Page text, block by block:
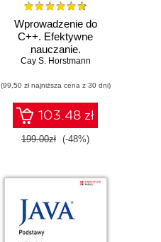
Wprowadzenie do
C++. Efektywne
nauczanie.
Wydanie III
Cay S. Horstmann
(99,50 zł najniższa cena z 30 dni)
103.48 zł
199.00zł (-48%)